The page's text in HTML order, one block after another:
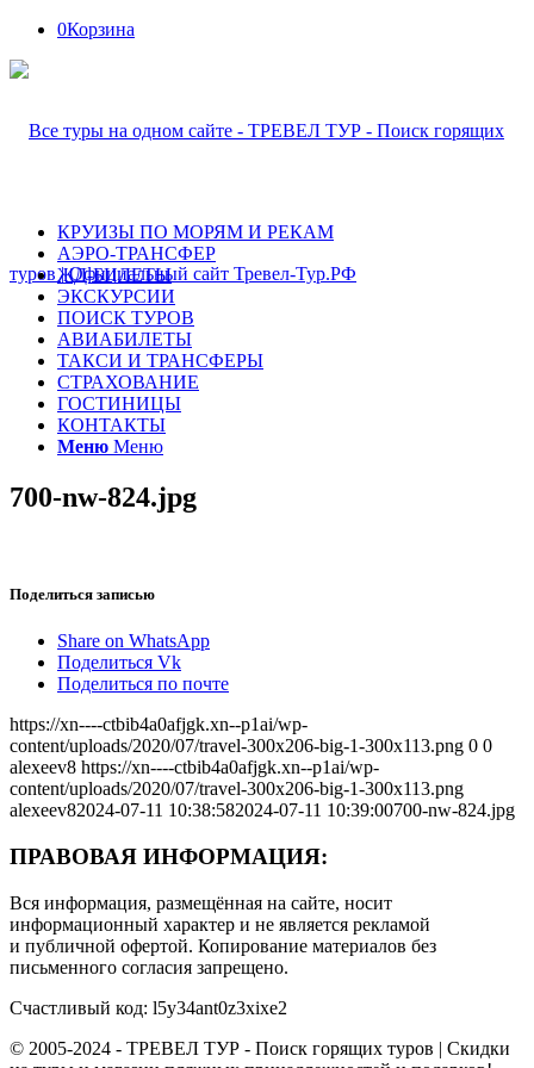
0Корзина
КРУИЗЫ ПО МОРЯМ И РЕКАМ
АЭРО-ТРАНСФЕР
ЖД-БИЛЕТЫ
ЭКСКУРСИИ
ПОИСК ТУРОВ
АВИАБИЛЕТЫ
ТАКСИ И ТРАНСФЕРЫ
СТРАХОВАНИЕ
ГОСТИНИЦЫ
КОНТАКТЫ
Меню Меню
700-nw-824.jpg
Поделиться записью
Share on WhatsApp
Поделиться Vk
Поделиться по почте
https://xn----ctbib4a0afjgk.xn--p1ai/wp-
content/uploads/2020/07/travel-300x206-big-1-300x113.png 0 0
alexeev8 https://xn----ctbib4a0afjgk.xn--p1ai/wp-
content/uploads/2020/07/travel-300x206-big-1-300x113.png
alexeev82024-07-11 10:38:582024-07-11 10:39:00700-nw-824.jpg
ПРАВОВАЯ ИНФОРМАЦИЯ:
Вся информация, размещённая на сайте, носит
информационный характер и не является рекламой
и публичной офертой. Копирование материалов без
письменного согласия запрещено.
Счастливый код: l5y34ant0z3xixe2
© 2005-2024 - ТРЕВЕЛ ТУР - Поиск горящих туров | Скидки